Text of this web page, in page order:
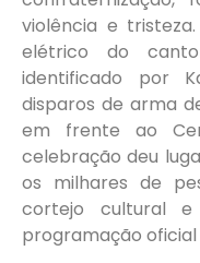
violência e
elétrico do
identificado por
disparos de arma
em frente ao
celebração deu
os milhares de
cortejo cultural
programação oficial